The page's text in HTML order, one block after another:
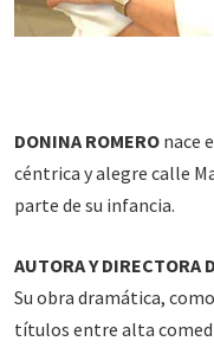
DONINA ROMERO nace
céntrica y alegre calle
parte de su infancia.
AUTORA Y DIRECTORA
Su obra dramática,
títulos entre alta